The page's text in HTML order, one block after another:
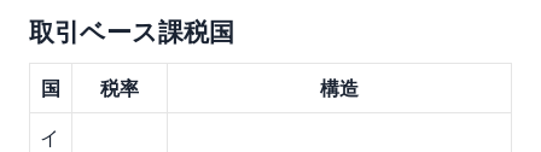
取引ベース課税国
国 税率 構造
イ